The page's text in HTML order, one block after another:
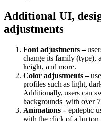
Additional UI,
adjustments
Font adjustments –
change its family (type),
height, and more.
Color adjustments –
profiles such as light,
Additionally, users can
backgrounds, with over
Animations –epileptic
with the click of a